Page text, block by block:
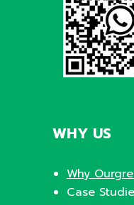
WHY US
Why
Case